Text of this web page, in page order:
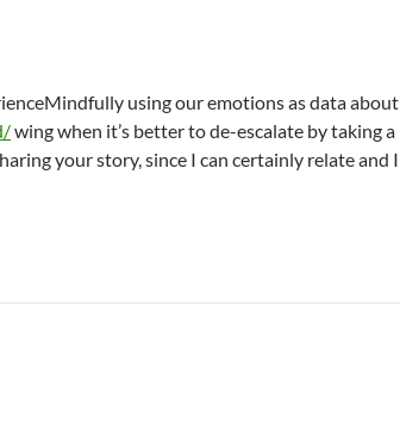
using our emotions as data about
wing when it’s better to de-escalate by taking a
your story, since I can certainly relate and I